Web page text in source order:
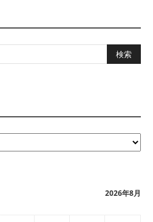
2026年8月